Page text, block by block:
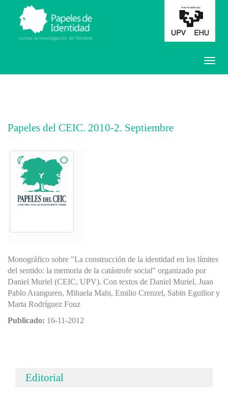
Papeles del CEIC. 2010-2. Septiembre
Monográfico sobre "La construcción de la identidad en los límites
del sentido: la memoria de la catástrofe social" organizado por
Daniel Muriel (CEIC, UPV). Con textos de Daniel Muriel, Juan
Pablo Aranguren, Mihaela Mahi, Emilio Crenzel, Sabin Eguilior y
Marta Rodríguez Fouz
Publicado: 16-11-2012
Editorial